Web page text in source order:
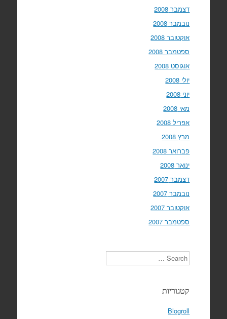
דצמבר 2008
נובמבר 2008
אוקטובר 2008
ספטמבר 2008
אוגוסט 2008
יולי 2008
יוני 2008
מאי 2008
אפריל 2008
מרץ 2008
פברואר 2008
ינואר 2008
דצמבר 2007
נובמבר 2007
אוקטובר 2007
ספטמבר 2007
Search
קטגוריות
Blogroll